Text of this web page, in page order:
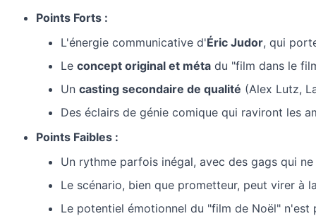
Points Forts :
L'énergie communicative d'Éric Judor, qui
Le concept original et méta du "film dans le
Un casting secondaire de qualité (Alex Lutz,
Des éclairs de génie comique qui raviront les
Points Faibles :
Un rythme parfois inégal, avec des gags qui
Le scénario, bien que prometteur, peut virer à
Le potentiel émotionnel du "film de Noël"